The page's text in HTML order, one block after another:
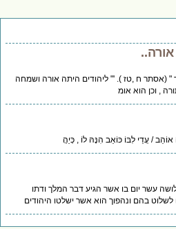
ח ,טז ). '" ליהודים היתה אורה ושמחה
, וכן הוא אומ
/ עֲדֵי לִבּוֹ כּוֹאֵב הִנָּהּ לוֹ , כְּיַהֲ
יום בו אשר הגיע דבר המלך ודתו
בהם ונהפוך הוא אשר ישלטו היהודים